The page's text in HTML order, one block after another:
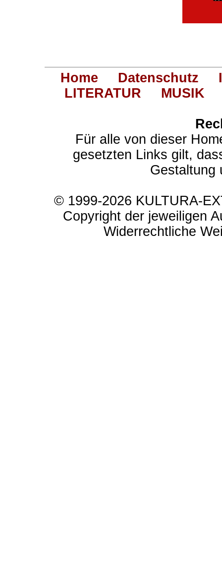
Home Datenschutz
LITERATUR
MUSIK
Für alle von dieser
gesetzten Links gilt,
Gestaltung
© 1999-2026 KULTURA-
Copyright der jeweiligen
Widerrechtliche